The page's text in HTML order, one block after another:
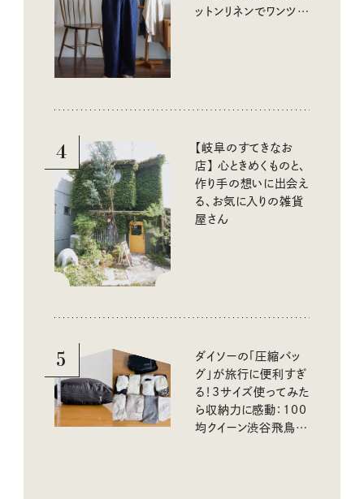
ットンリネンでワンツー
4
【岐阜のすてきなお
店】 心ときめくものと、
作り手の想いに出会え
る、お気に入りの雑貨
屋さん
5
ダイソーの「圧縮バッ
グ」が旅行に便利すぎ
る！3サイズ使ってみた
ら収納力に感動：100
均クイーン渋谷飛鳥の